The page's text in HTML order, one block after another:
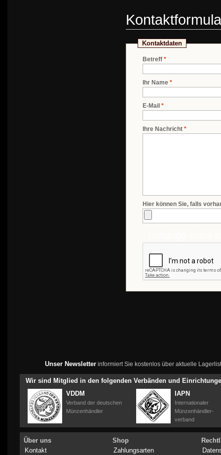
Kontaktdaten
*
Betreff
*
Ihr Name
*
E-Mail
*
Ihre Nachricht
Hier können Sie, falls
Unser Newsletterinformiert Sie kostenlos über aktuelle
Wir sind Mitglied in den folgenden Verbänden und
VDDM
Verband der deutschen
Münzenhändler
IAPN
Internationaler
Münzenhändler-
verband
Über uns
Kontakt
Shop
Zahlungsarten